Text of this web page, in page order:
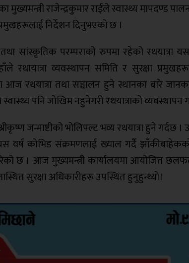
मुख्यमन्त्री राजेन्द्रकुमार राईले स्वास्थ्य मापदण्ड
निर्देशन दिनुभएको छ ।
सांस्कृतिक परम्पराको रुपमा रहेको रथयात्रा
रथायात्रा व्यवस्थापन समिति र सुरक्षा
आज रथयात्रा तथा सञ्चालन हुने स्थानका बारे
पनि जोखिम नहुनेगरी रथयात्राको व्यवस्थापन
जन्माष्टीको भोलिपल्ट भव्य रथयात्रा हुने
वर्ष कोभिड संक्रमणलाई ख्याल गर्दै झाँकीबाहेकको
छ । आज मुख्यमन्त्री कार्यालयमा आयोजित
सुरक्षा अधिकारीहरू उपस्थित हुनुहुन्थ्यो।